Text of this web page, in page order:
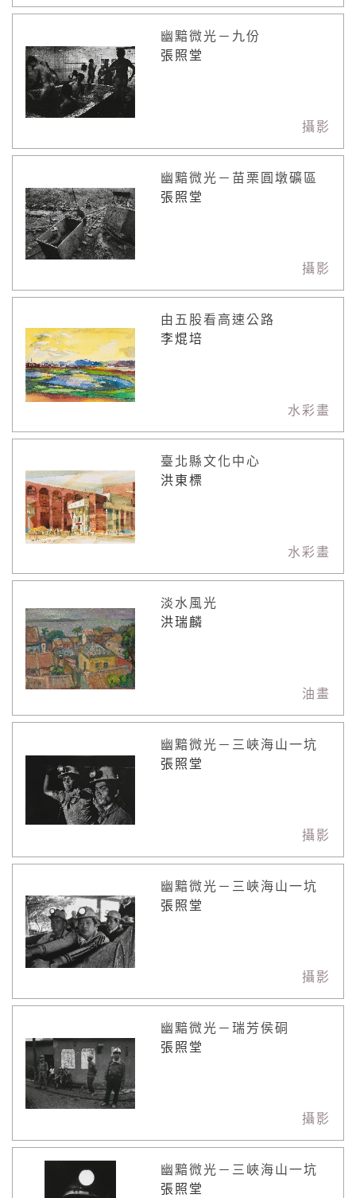
幽黯微光－九份
張照堂
攝影
幽黯微光－苗栗圓墩礦區
張照堂
攝影
由五股看高速公路
李焜培
水彩畫
臺北縣文化中心
洪東標
水彩畫
淡水風光
洪瑞麟
油畫
幽黯微光－三峽海山一坑
張照堂
攝影
幽黯微光－三峽海山一坑
張照堂
攝影
幽黯微光－瑞芳侯硐
張照堂
攝影
幽黯微光－三峽海山一坑
張照堂